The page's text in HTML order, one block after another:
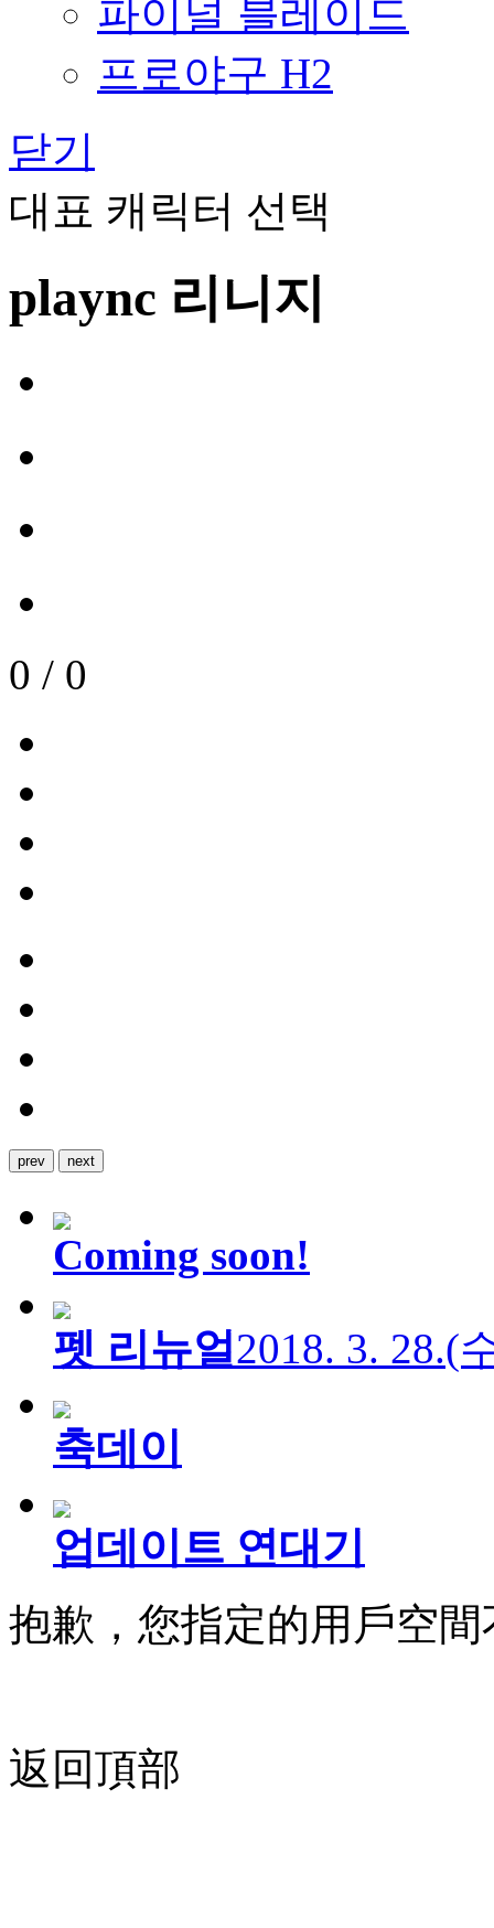
파이널 블레이드
프로야구 H2
닫기
대표 캐릭터 선택
plaync 리니지
0 / 0
prev next
Coming soon!
펫 리뉴얼2018. 3. 28.(
축데이
업데이트 연대기
抱歉，您指定的用戶空間
返回頂部